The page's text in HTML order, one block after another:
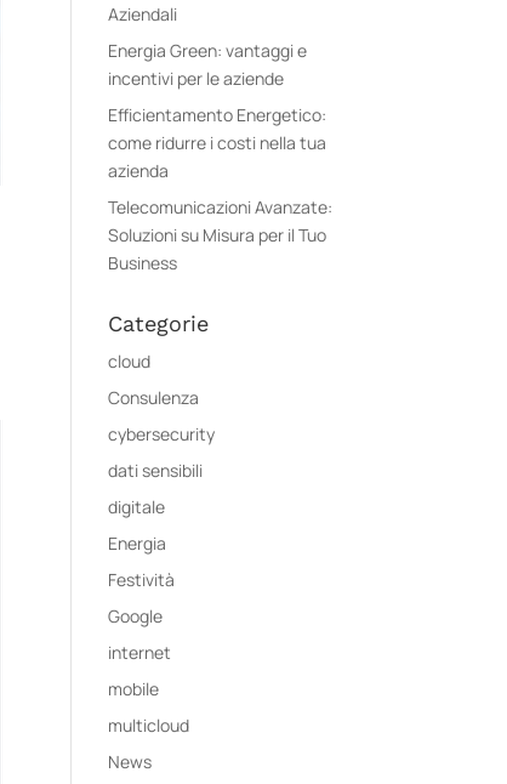
Aziendali
Energia Green: vantaggi e
incentivi per le aziende
Efficientamento Energetico:
come ridurre i costi nella tua
azienda
Telecomunicazioni Avanzate:
Soluzioni su Misura per il Tuo
Business
Categorie
cloud
Consulenza
cybersecurity
dati sensibili
digitale
Energia
Festività
Google
internet
mobile
multicloud
News